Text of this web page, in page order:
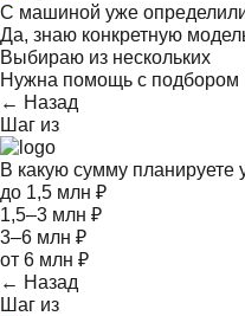
С машиной уже
Да, знаю конкретную
Выбираю из нескольких
Нужна помощь с подбором
← Назад
Шаг из
В какую сумму планируете
до 1,5 млн ₽
1,5–3 млн ₽
3–6 млн ₽
от 6 млн ₽
← Назад
Шаг из